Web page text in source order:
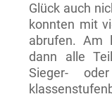
Glück auch
konnten mit
abrufen. Am
dann alle
Sieger-